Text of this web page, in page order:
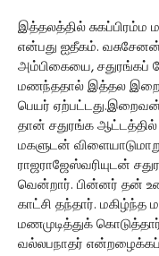
இத்தலத்தில் சுகப்பிரம்ம
என்பது ஐதீகம்.
அம்பிகையை,
மணந்ததால் இத்தல
பெயர்
தான் சதுரங்க
மகளுடன்
ராஜராஜேஸ்வரியுடன்
வென்றார். பின்னர் தன்
காட்சி தந்தார்.
மணமுடித்துக்
வல்லபநாதர்